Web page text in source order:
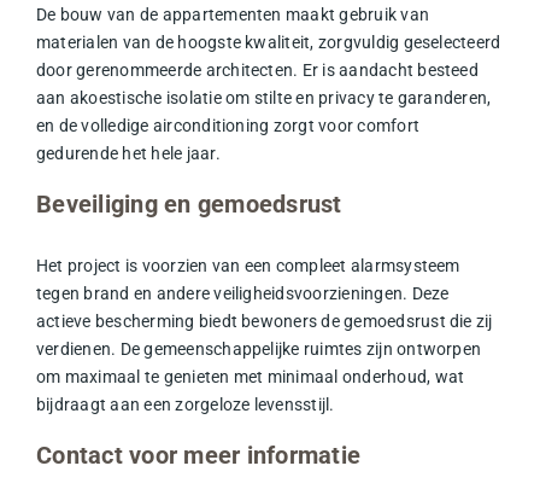
De bouw van de appartementen maakt gebruik van
materialen van de hoogste kwaliteit, zorgvuldig geselecteerd
door gerenommeerde architecten. Er is aandacht besteed
aan akoestische isolatie om stilte en privacy te garanderen,
en de volledige airconditioning zorgt voor comfort
gedurende het hele jaar.
Beveiliging en gemoedsrust
Het project is voorzien van een compleet alarmsysteem
tegen brand en andere veiligheidsvoorzieningen. Deze
actieve bescherming biedt bewoners de gemoedsrust die zij
verdienen. De gemeenschappelijke ruimtes zijn ontworpen
om maximaal te genieten met minimaal onderhoud, wat
bijdraagt aan een zorgeloze levensstijl.
Contact voor meer informatie